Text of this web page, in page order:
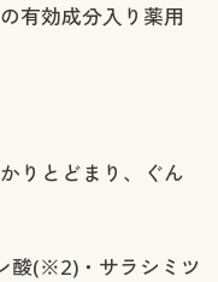
有効成分入り薬用
りとどまり、ぐん
酸(※2)・サラシミツ